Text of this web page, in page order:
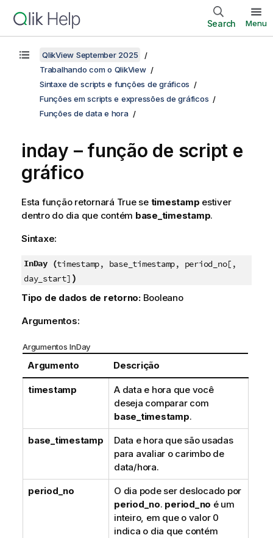
Search Menu
QlikView September 2025
Trabalhando com o QlikView
Sintaxe de scripts e funções de gráficos
Funções em scripts e expressões de gráficos
Funções de data e hora
inday – função de script e
gráfico
Esta função retornará Truese timestamp estiver
dentro do dia que contém base_timestamp.
Sintaxe:
InDay (timestamp, base_timestamp, period_no[,
day_start] )
Tipo de dados de retorno:Booleano
Argumentos:
Argumentos InDay
Argumento Descrição
timestamp
A data e hora que você
deseja comparar com
base_timestamp.
base_timestamp
Data e hora que são usadas
para avaliar o carimbo de
data/hora.
period_no
O dia pode ser deslocado por
period_no. period_no é um
inteiro, em que o valor 0
indica o dia que contém